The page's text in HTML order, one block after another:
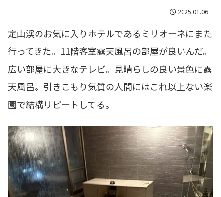
2025.01.06
定山渓のお気に入りホテルであるミリオーネにまた
行ってきた。11階客室露天風呂の部屋が良いんだ。
広い部屋に大きなテレビ。見晴らしの良い景色に露
天風呂。引きこもり気質の人間にはこれ以上ない楽
園で結構リピートしてる。